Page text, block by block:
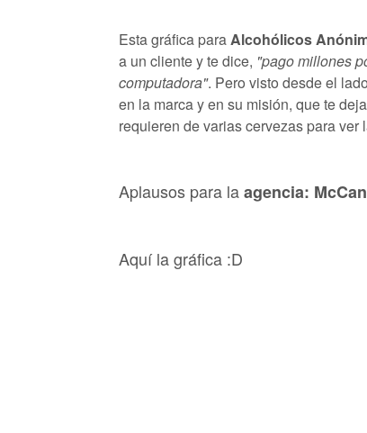
Esta gráfica paraAlcohólicos
a un cliente y te dice, "pago millones
computadora". Pero visto desde el
en la marca y en su misión, que te
requieren de varias cervezas para ver
Aplausos para laagencia:
Aquí la gráfica :D